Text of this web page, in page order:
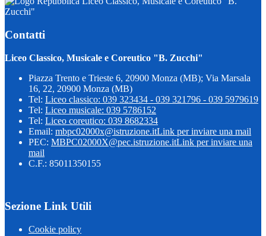
Zucchi"
Contatti
Liceo Classico, Musicale e Coreutico "B. Zucchi"
Piazza Trento e Trieste 6, 20900 Monza (MB); Via Marsala
16, 22, 20900 Monza (MB)
Tel: Liceo classico: 039 323434 - 039 321796 - 039 5979619
Tel: Liceo musicale: 039 5786152
Tel: Liceo coreutico: 039 8682334
Email: mbpc02000x@istruzione.itLink per inviare una mail
PEC: MBPC02000X@pec.istruzione.itLink per inviare una
mail
C.F.: 85011350155
Sezione Link Utili
Cookie policy